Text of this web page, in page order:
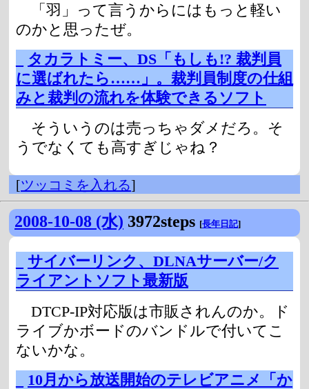
「羽」って言うからにはもっと軽い
のかと思ったぜ。
タカラトミー、DS「もしも!? 裁判員
に選ばれたら……」。裁判員制度の仕組
みと裁判の流れを体験できるソフト
そういうのは売っちゃダメだろ。そ
うでなくても高すぎじゃね？
[ツッコミを入れる]
2008-10-08 (水) 3972steps [長年日記]
サイバーリンク、DLNAサーバー/ク
ライアントソフト最新版
DTCP-IP対応版は市販されんのか。ド
ライブかボードのバンドルで付いてこ
ないかな。
10月から放送開始のテレビアニメ「か